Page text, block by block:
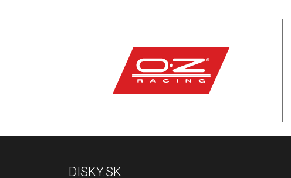
DISKY.SK